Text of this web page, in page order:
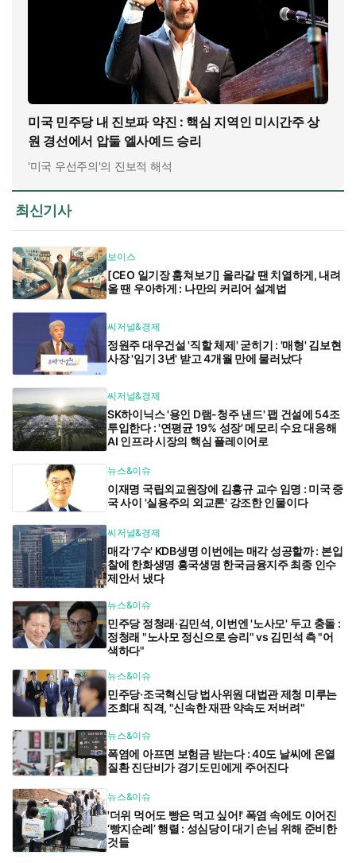
미국 민주당 내 진보파 약진 : 핵심 지역인 미시간주 상
원 경선에서 압둘 엘사예드 승리
'미국 우선주의'의 진보적 해석
최신기사
보이스
[CEO 일기장 훔쳐보기] 올라갈 땐 치열하게, 내려
올 땐 우아하게 : 나만의 커리어 설계법
씨저널&경제
정원주 대우건설 '직할 체제' 굳히기 : '매형' 김보현
사장 '임기 3년' 받고 4개월 만에 물러났다
씨저널&경제
SK하이닉스 '용인 D램-청주 낸드' 팹 건설에 54조
투입한다 : '연평균 19% 성장' 메모리 수요 대응해
AI 인프라 시장의 핵심 플레이어로
뉴스&이슈
이재명 국립외교원장에 김흥규 교수 임명 : 미국 중
국 사이 '실용주의 외교론' 강조한 인물이다
씨저널&경제
매각 '7수' KDB생명 이번에는 매각 성공할까 : 본입
찰에 한화생명 흥국생명 한국금융지주 최종 인수
제안서 냈다
뉴스&이슈
민주당 정청래·김민석, 이번엔 '노사모' 두고 충돌 :
정청래 "노사모 정신으로 승리" vs 김민석 측 "어
색하다"
뉴스&이슈
민주당·조국혁신당 법사위원 대법관 제청 미루는
조희대 직격, "신속한 재판 약속도 저버려"
뉴스&이슈
폭염에 아프면 보험금 받는다 : 40도 날씨에 온열
질환 진단비가 경기도민에게 주어진다
뉴스&이슈
'더위 먹어도 빵은 먹고 싶어!' 폭염 속에도 이어진
‘빵지순례’ 행렬 : 성심당이 대기 손님 위해 준비한
것들